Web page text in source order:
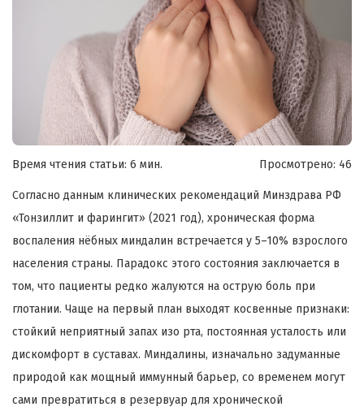
Время чтения статьи: 6 мин. Просмотрено: 46
Согласно данным клинических рекомендаций Минздрава РФ
«Тонзиллит и фарингит» (2021 год), хроническая форма
воспаления нёбных миндалин встречается у 5–10% взрослого
населения страны. Парадокс этого состояния заключается в
том, что пациенты редко жалуются на острую боль при
глотании. Чаще на первый план выходят косвенные признаки:
стойкий неприятный запах изо рта, постоянная усталость или
дискомфорт в суставах. Миндалины, изначально задуманные
природой как мощный иммунный барьер, со временем могут
сами превратиться в резервуар для хронической
Я согласен наобработку моих персональных данных